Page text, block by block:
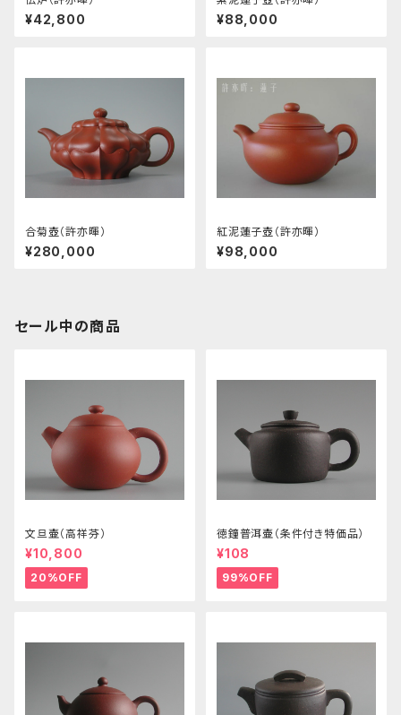
¥42,800 ¥88,000
合菊壺（許亦暉）
¥280,000
紅泥蓮子壺（許亦暉）
¥98,000
セール中の商品
文旦壷（高祥芬）
¥10,800
20%OFF
徳鐘普洱壷（条件付き特価品）
¥108
99%OFF